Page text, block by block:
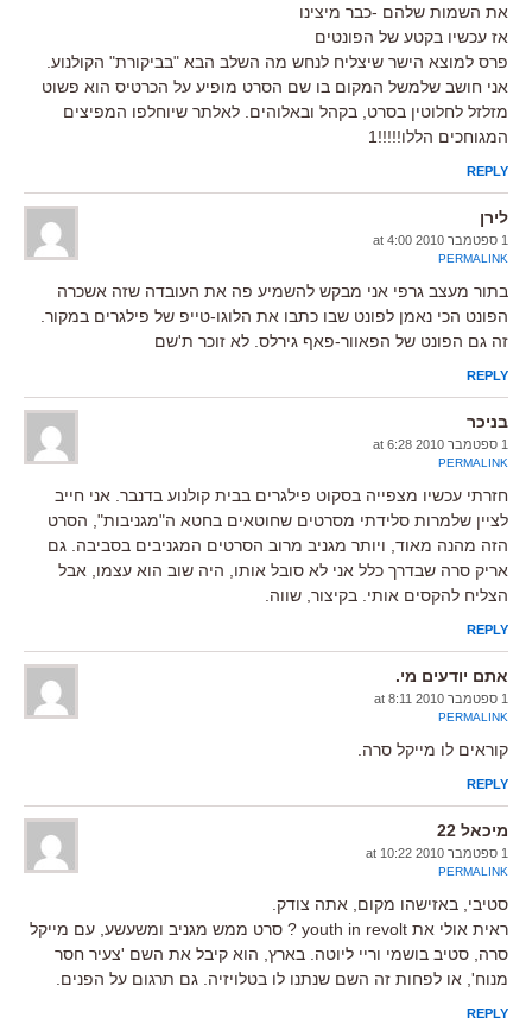
את השמות שלהם -כבר מיצינו
אז עכשיו בקטע של הפונטים
פרס למוצא הישר שיצליח לנחש מה השלב הבא "בביקורת" הקולנוע.
אני חושב שלמשל המקום בו שם הסרט מופיע על הכרטיס הוא פשוט
מזלזל לחלוטין בסרט, בקהל ובאלוהים. לאלתר שיוחלפו המפיצים
המגוחכים הללו!!!!!1
REPLY
לירן
1 ספטמבר 2010 at 4:00
PERMALINK
בתור מעצב גרפי אני מבקש להשמיע פה את העובדה שזה אשכרה
הפונט הכי נאמן לפונט שבו כתבו את הלוגו-טייפ של פילגרים במקור.
זה גם הפונט של הפאוור-פאף גירלס. לא זוכר ת'שם
REPLY
בניכר
1 ספטמבר 2010 at 6:28
PERMALINK
חזרתי עכשיו מצפייה בסקוט פילגרים בבית קולנוע בדנבר. אני חייב
לציין שלמרות סלידתי מסרטים שחוטאים בחטא ה"מגניבות", הסרט
הזה מהנה מאוד, ויותר מגניב מרוב הסרטים המגניבים בסביבה. גם
אריק סרה שבדרך כלל אני לא סובל אותו, היה שוב הוא עצמו, אבל
הצליח להקסים אותי. בקיצור, שווה.
REPLY
אתם יודעים מי.
1 ספטמבר 2010 at 8:11
PERMALINK
קוראים לו מייקל סרה.
REPLY
מיכאל 22
1 ספטמבר 2010 at 10:22
PERMALINK
סטיבי, באזישהו מקום, אתה צודק.
ראית אולי את youth in revolt ? סרט ממש מגניב ומשעשע, עם מייקל
סרה, סטיב בושמי וריי ליוטה. בארץ, הוא קיבל את השם 'צעיר חסר
מנוח', או לפחות זה השם שנתנו לו בטלויזיה. גם תרגום על הפנים.
REPLY